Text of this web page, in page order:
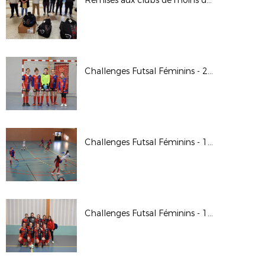
Challenges Futsal Féminins - 25 et 26 janvier 2020
Challenges Futsal Féminins - 18 et 19 janvier 2020
Challenges Futsal Féminins - 11 et 12 janvier 2020